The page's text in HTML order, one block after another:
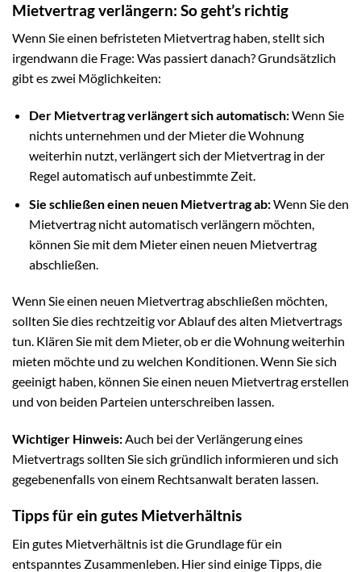
Mietvertrag verlängern: So geht’s richtig
Wenn Sie einen befristeten Mietvertrag haben, stellt sich
irgendwann die Frage: Was passiert danach? Grundsätzlich
gibt es zwei Möglichkeiten:
Der Mietvertrag verlängert sich automatisch:Wenn Sie
nichts unternehmen und der Mieter die Wohnung
weiterhin nutzt, verlängert sich der Mietvertrag in der
Regel automatisch auf unbestimmte Zeit.
Sie schließen einen neuen Mietvertrag ab:Wenn Sie den
Mietvertrag nicht automatisch verlängern möchten,
können Sie mit dem Mieter einen neuen Mietvertrag
abschließen.
Wenn Sie einen neuen Mietvertrag abschließen möchten,
sollten Sie dies rechtzeitig vor Ablauf des alten Mietvertrags
tun. Klären Sie mit dem Mieter, ob er die Wohnung weiterhin
mieten möchte und zu welchen Konditionen. Wenn Sie sich
geeinigt haben, können Sie einen neuen Mietvertrag erstellen
und von beiden Parteien unterschreiben lassen.
Wichtiger Hinweis:Auch bei der Verlängerung eines
Mietvertrags sollten Sie sich gründlich informieren und sich
gegebenenfalls von einem Rechtsanwalt beraten lassen.
Tipps für ein gutes Mietverhältnis
Ein gutes Mietverhältnis ist die Grundlage für ein
entspanntes Zusammenleben. Hier sind einige Tipps, die